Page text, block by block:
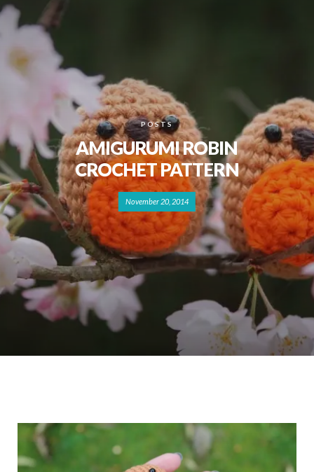
POSTS
AMIGURUMI ROBIN
CROCHET PATTERN
November 20, 2014